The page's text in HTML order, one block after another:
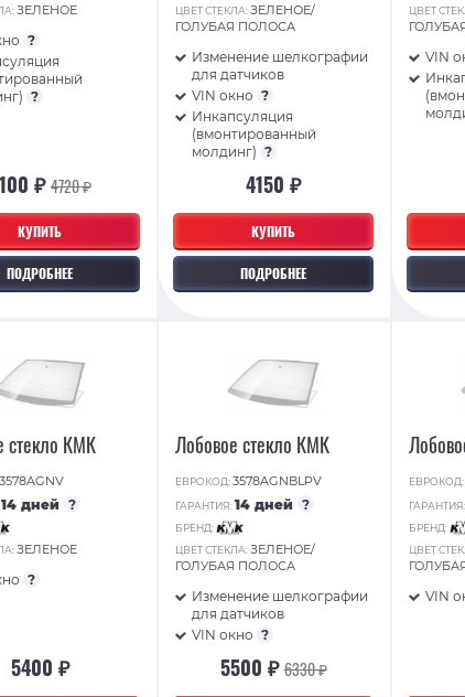
КУПИТЬ
ПОДРОБНЕЕ
ЗЕЛЕНОЕ
?
?
₽4720 ₽
КУПИТЬ
ПОДРОБНЕЕ
ЦВЕТ СТЕКЛА:ЗЕЛЕНОЕ/
ГОЛУБАЯ ПОЛОСА
Изменение шелкографии
для датчиков
VIN окно ?
Инкапсуляция
(вмонтированный
молдинг) ?
4150 ₽
ЦВЕТ
VIN
стекло КМК
3578AGNV
14 дней ?
ЗЕЛЕНОЕ
?
5400 ₽
Лобовое стекло КМК
ЕВРОКОД:3578AGNBLPV
ГАРАНТИЯ:14 дней ?
БРЕНД:
ЦВЕТ СТЕКЛА:ЗЕЛЕНОЕ/
ГОЛУБАЯ ПОЛОСА
Изменение шелкографии
для датчиков
VIN окно ?
5500 ₽6330 ₽
БРЕНД:
ЦВЕТ
VIN